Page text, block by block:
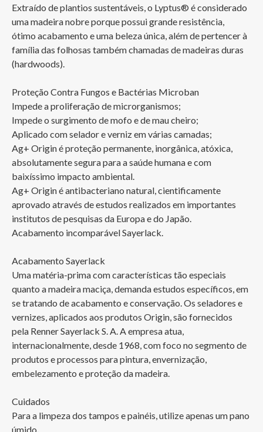
Extraído de plantios sustentáveis, o Lyptus® é considerado
uma madeira nobre porque possui grande resistência,
ótimo acabamento e uma beleza única, além de pertencer à
família das folhosas também chamadas de madeiras duras
(hardwoods).
Proteção Contra Fungos e Bactérias Microban
Impede a proliferação de microrganismos;
Impede o surgimento de mofo e de mau cheiro;
Aplicado com selador e verniz em várias camadas;
Ag+ Origin é proteção permanente, inorgânica, atóxica,
absolutamente segura para a saúde humana e com
baixíssimo impacto ambiental.
Ag+ Origin é antibacteriano natural, cientificamente
aprovado através de estudos realizados em importantes
institutos de pesquisas da Europa e do Japão.
Acabamento incomparável Sayerlack.
Acabamento Sayerlack
Uma matéria-prima com características tão especiais
quanto a madeira maciça, demanda estudos específicos, em
se tratando de acabamento e conservação. Os seladores e
vernizes, aplicados aos produtos Origin, são fornecidos
pela Renner Sayerlack S. A. A empresa atua,
internacionalmente, desde 1968, com foco no segmento de
produtos e processos para pintura, envernização,
embelezamento e proteção da madeira.
Cuidados
Para a limpeza dos tampos e painéis, utilize apenas um pano
úmido.